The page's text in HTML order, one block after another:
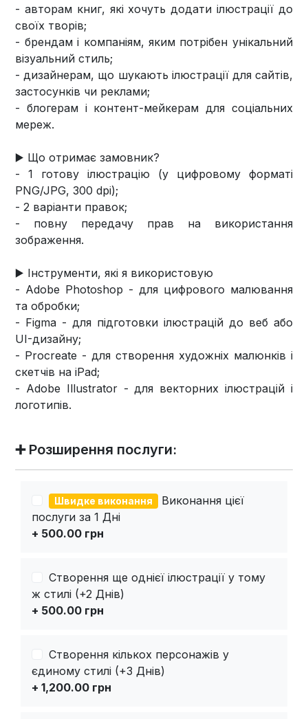
- авторам книг, які хочуть додати ілюстрації до
своїх творів;
- брендам і компаніям, яким потрібен унікальний
візуальний стиль;
- дизайнерам, що шукають ілюстрації для сайтів,
застосунків чи реклами;
- блогерам і контент-мейкерам для соціальних
мереж.
▶️ Що отримає замовник?
- 1 готову ілюстрацію (у цифровому форматі
PNG/JPG, 300 dpi);
- 2 варіанти правок;
- повну передачу прав на використання
зображення.
▶️ Інструменти, які я використовую
- Adobe Photoshop - для цифрового малювання
та обробки;
- Figma - для підготовки ілюстрацій до веб або
UI-дизайну;
- Procreate - для створення художніх малюнків і
скетчів на iPad;
- Adobe Illustrator - для векторних ілюстрацій і
логотипів.
➕ Розширення послуги:
Швидке виконання
Виконання цієї
послуги за 1 Дні
+ 500.00 грн
Створення ще однієї ілюстрації у тому
ж стилі (+2 Днів)
+ 500.00 грн
Створення кількох персонажів у
єдиному стилі (+3 Днів)
+ 1,200.00 грн